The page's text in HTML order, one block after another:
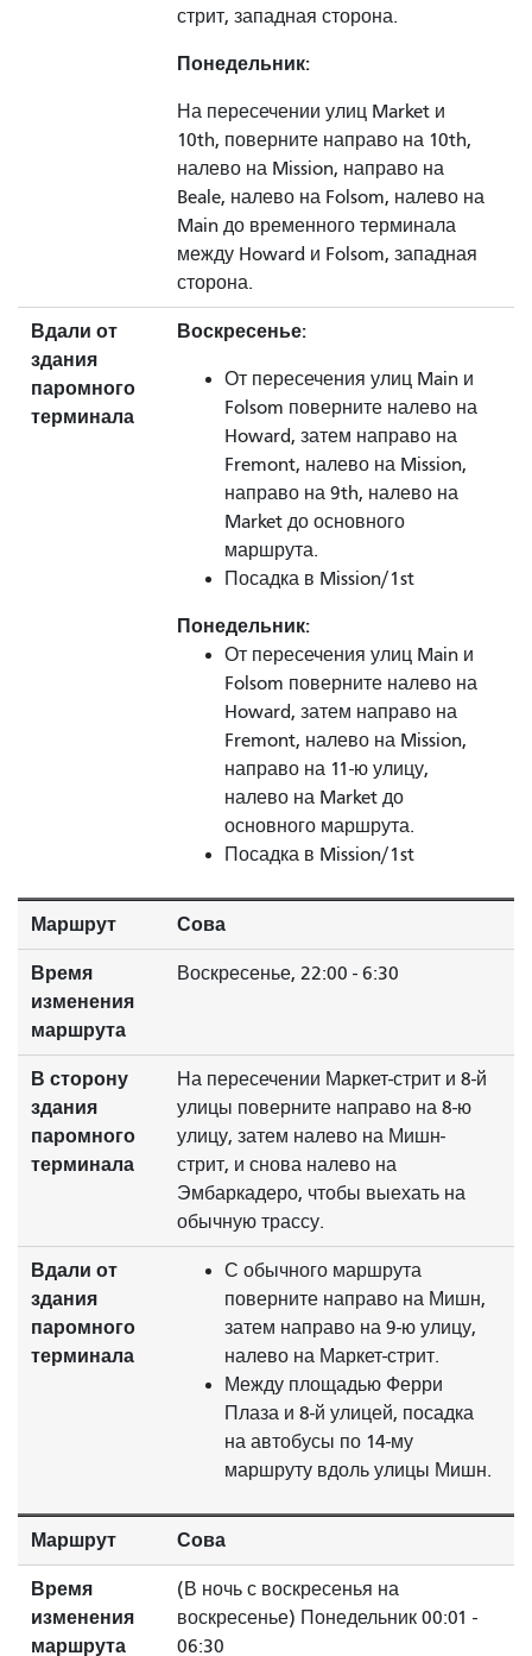
стрит, западная сторона.
Понедельник:
На пересечении улиц Market и
10th, поверните направо на 10th,
налево на Mission, направо на
Beale, налево на Folsom, налево на
Main до временного терминала
между Howard и Folsom, западная
сторона.
Вдали от
здания
паромного
терминала
Воскресенье:
От пересечения улиц Main и
Folsom поверните налево на
Howard, затем направо на
Fremont, налево на Mission,
направо на 9th, налево на
Market до основного
маршрута.
Посадка в Mission/1st
Понедельник:
От пересечения улиц Main и
Folsom поверните налево на
Howard, затем направо на
Fremont, налево на Mission,
направо на 11-ю улицу,
налево на Market до
основного маршрута.
Посадка в Mission/1st
Маршрут Сова
Время
изменения
маршрута
Воскресенье, 22:00 - 6:30
В сторону
здания
паромного
терминала
На пересечении Маркет-стрит и 8-й
улицы поверните направо на 8-ю
улицу, затем налево на Мишн-
стрит, и снова налево на
Эмбаркадеро, чтобы выехать на
обычную трассу.
Вдали от
здания
паромного
терминала
С обычного маршрута
поверните направо на Мишн,
затем направо на 9-ю улицу,
налево на Маркет-стрит.
Между площадью Ферри
Плаза и 8-й улицей, посадка
на автобусы по 14-му
маршруту вдоль улицы Мишн.
Маршрут Сова
Время
изменения
маршрута
(В ночь с воскресенья на
воскресенье) Понедельник 00:01 -
06:30